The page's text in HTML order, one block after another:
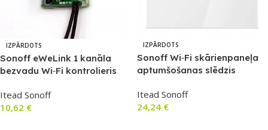
IZPĀRDOTS
Sonoff eWeLink 1 kanāla
bezvadu Wi‑Fi kontrolieris
Itead Sonoff
10,62 €
IZPĀRDOTS
Sonoff Wi‑Fi skārienpaneļa
aptumšošanas slēdzis
Itead Sonoff
24,24 €